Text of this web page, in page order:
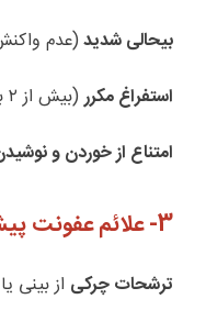
بیحالی شدید(عدم
استفراغ مکرر(بیش از ۲ بار در روز)
امتناع از خوردن و
3- علائم عفونت پیشرفته
ترشحات چرکی از بینی